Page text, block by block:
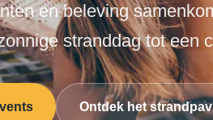
en beleving
stranddag tot een
Ontdek het